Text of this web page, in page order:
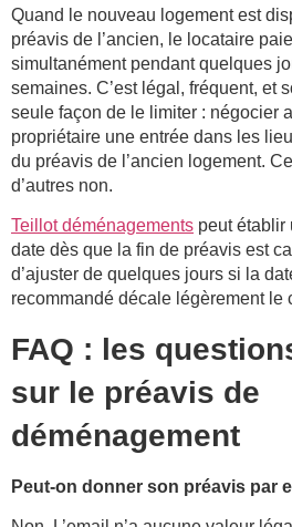
Quand le nouveau logement est
préavis de l’ancien, le locataire
simultanément pendant quelques
semaines. C’est légal, fréquent, et
seule façon de le limiter : négocier
propriétaire une entrée dans les
du préavis de l’ancien logement.
d’autres non.
Teillot déménagements peut établir
date dès que la fin de préavis est
d’ajuster de quelques jours si la
recommandé décale légèrement le
FAQ : les
sur le préavis de
déménagement
Peut-on donner son préavis par